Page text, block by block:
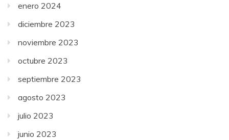
enero 2024
diciembre 2023
noviembre 2023
octubre 2023
septiembre 2023
agosto 2023
julio 2023
junio 2023